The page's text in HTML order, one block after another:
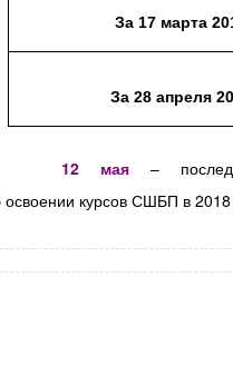
За 17 марта
За 28 апреля
12 мая–
курсов СШБП в 2018